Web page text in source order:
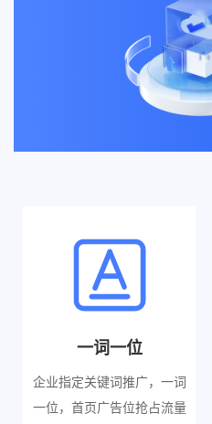
一词一位
企业指定关键词推广，一词
一位，首页广告位抢占流量